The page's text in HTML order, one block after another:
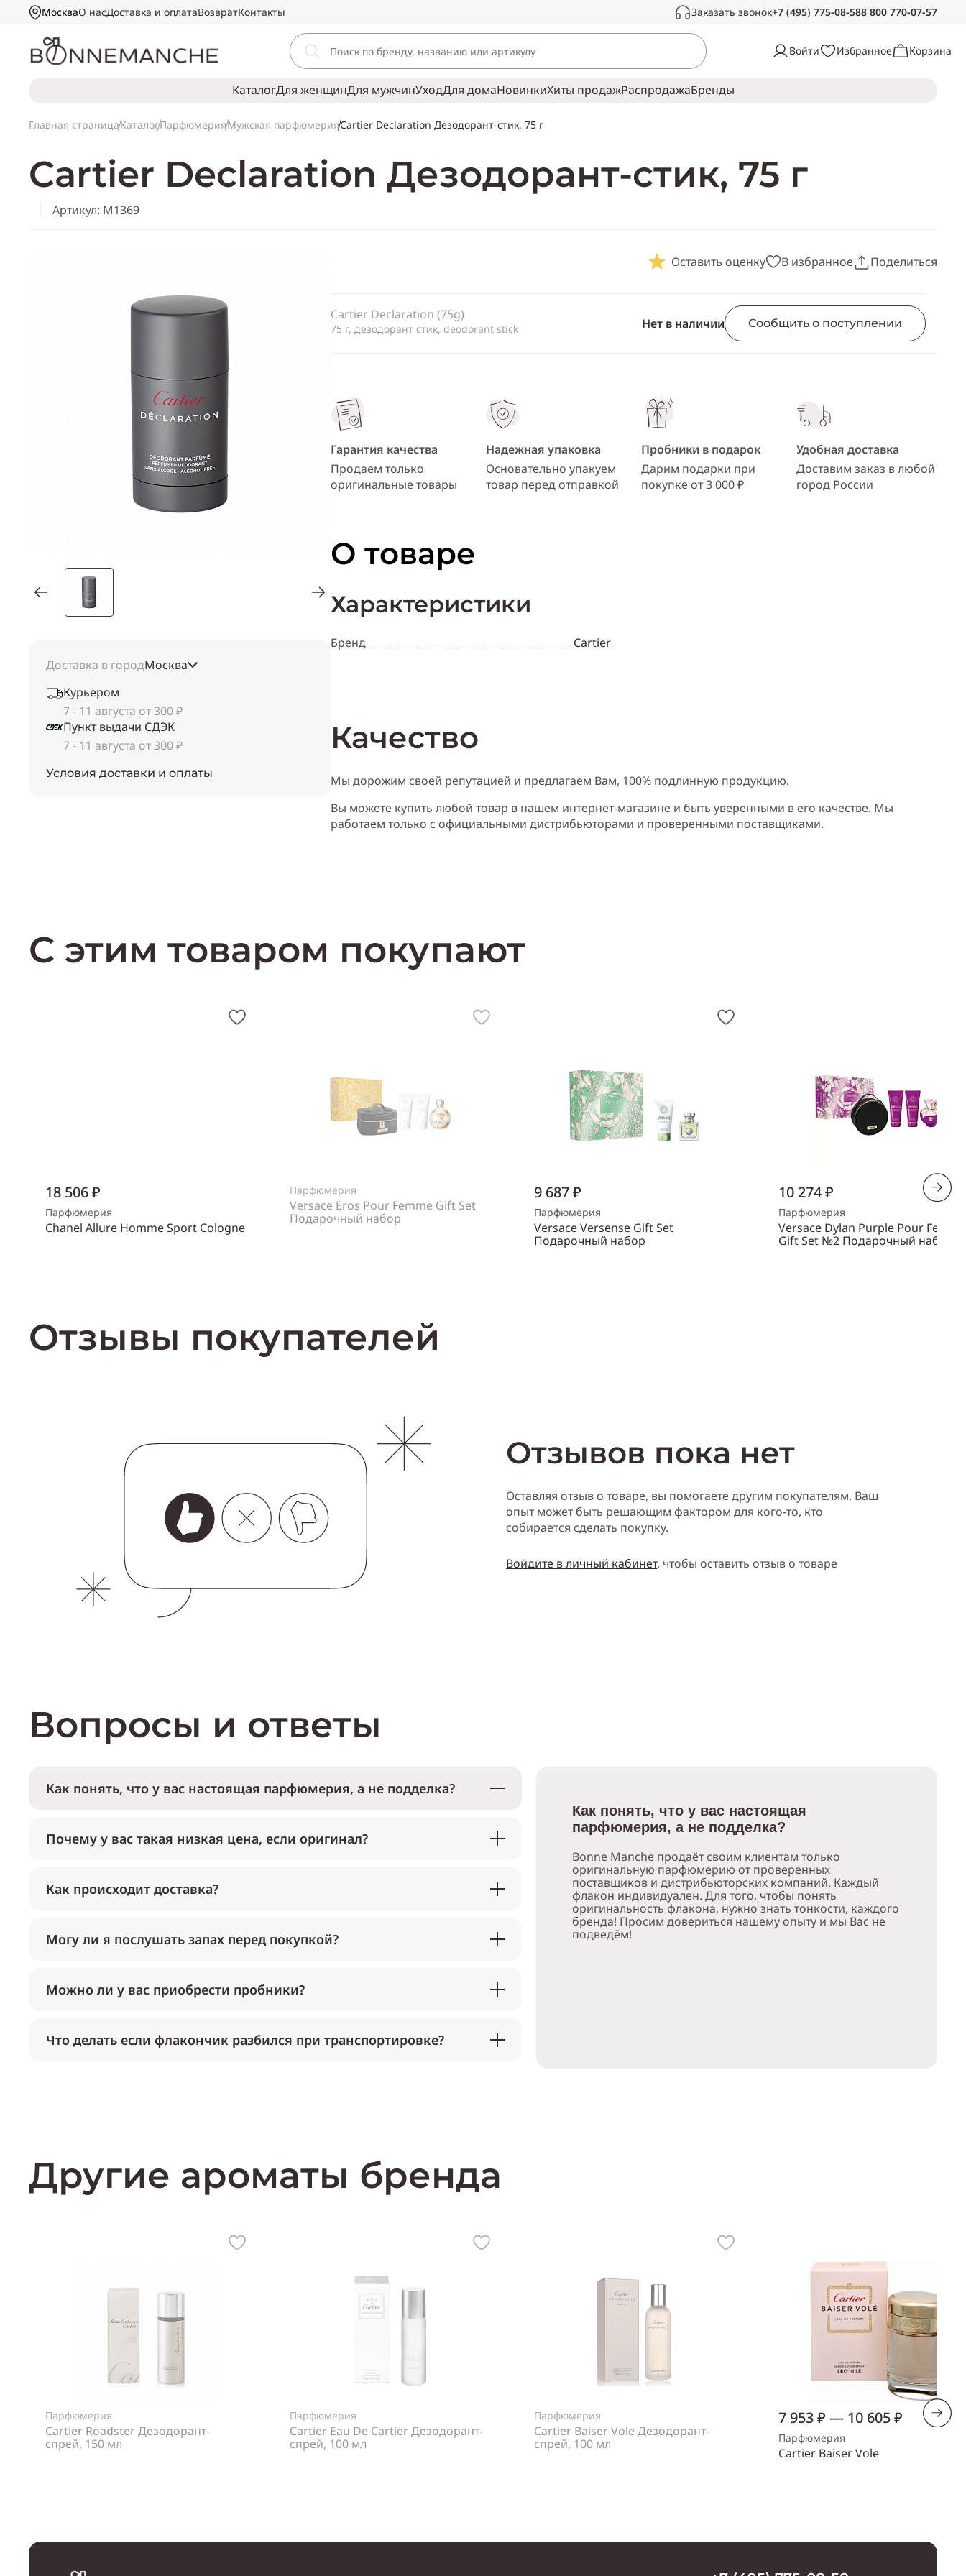
МоскваО насДоставка и оплатаВозвратКонтакты Заказать звонок+7 (495) 775-08-588 800 770-07-57
Связаться с нами
ответим на ваши вопросы
Войти Избранное Корзина
КаталогДля женщинДля мужчинУходДля домаНовинкиХиты продажРаспродажаБрeнды
Главная страницаКаталогПарфюмерияМужская парфюмерияCartier Declaration Дезодорант-стик, 75 г
Cartier Declaration Дезодорант-стик, 75 г
Артикул: M1369
Доставка в городМосква
Курьером
7 - 11 августа от 300 ₽
Пункт выдачи СДЭК
7 - 11 августа от 300 ₽
Условия доставки и оплаты
Оставить оценку В избранное Поделиться
Скопировать
ссылку
Одноклассники
Cartier Declaration (75g)
75 г, дезодорант стик, deodorant stick Нет в наличии Сообщить о поступлении
Гарантия качества
Продаем только
оригинальные товары
Надежная упаковка
Основательно упакуем
товар перед отправкой
Пробники в подарок
Дарим подарки при
покупке от 3 000 ₽
Удобная доставка
Доставим заказ в любой
город России
О товаре
Характеристики
Бренд Cartier
Качество
Мы дорожим своей репутацией и предлагаем Вам, 100% подлинную продукцию.
Вы можете купить любой товар в нашем интернет-магазине и быть уверенными в его качестве. Мы
работаем только с официальными дистрибьюторами и проверенными поставщиками.
С этим товаром покупают
18 506 ₽
Парфюмерия
Chanel Allure Homme Sport Cologne
Парфюмерия
Versace Eros Pour Femme Gift Set
Подарочный набор
9 687 ₽
Парфюмерия
Versace Versense Gift Set
Подарочный набор
10 274 ₽
Парфюмерия
Versace Dylan Purple Pour Femme
Gift Set №2 Подарочный набор
Отзывы покупателей
Отзывов пока нет
Оставляя отзыв о товаре, вы помогаете другим покупателям. Ваш
опыт может быть решающим фактором для кого-то, кто
собирается сделать покупку.
Войдите в личный кабинет, чтобы оставить отзыв о товаре
Вопросы и ответы
Как понять, что у вас настоящая парфюмерия, а не подделка?
Почему у вас такая низкая цена, если оригинал?
Как происходит доставка?
Могу ли я послушать запах перед покупкой?
Можно ли у вас приобрести пробники?
Что делать если флакончик разбился при транспортировке?
Как понять, что у вас настоящая
парфюмерия, а не подделка?
Bonne Manche продаёт своим клиентам только
оригинальную парфюмерию от проверенных
поставщиков и дистрибьюторских компаний. Каждый
флакон индивидуален. Для того, чтобы понять
оригинальность флакона, нужно знать тонкости, каждого
бренда! Просим довериться нашему опыту и мы Вас не
подведём!
Другие ароматы бренда
Парфюмерия
Cartier Roadster Дезодорант-
спрей, 150 мл
Парфюмерия
Cartier Eau De Cartier Дезодорант-
спрей, 100 мл
Парфюмерия
Cartier Baiser Vole Дезодорант-
спрей, 100 мл
7 953 ₽ — 10 605 ₽
Парфюмерия
Cartier Baiser Vole